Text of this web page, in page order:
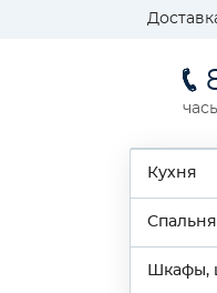
Кухня
Спальня
Шкафы,